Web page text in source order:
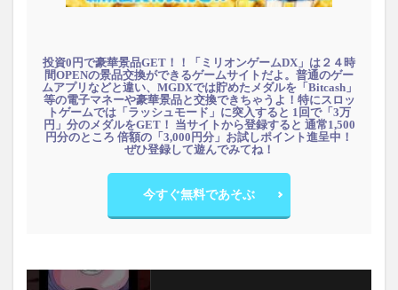
投資0円で豪華景品GET！！「ミリオンゲームDX」は２４時
間OPENの景品交換ができるゲームサイトだよ。普通のゲー
ムアプリなどと違い、MGDXでは貯めたメダルを「Bitcash」
等の電子マネーや豪華景品と交換できちゃうよ！特にスロッ
トゲームでは「ラッシュモード」に突入すると 1回で「3万
円」分のメダルをGET！ 当サイトから登録すると 通常1,500
円分のところ 倍額の「3,000円分」お試しポイント進呈中！
ぜひ登録して遊んでみてね！
今すぐ無料であそぶ